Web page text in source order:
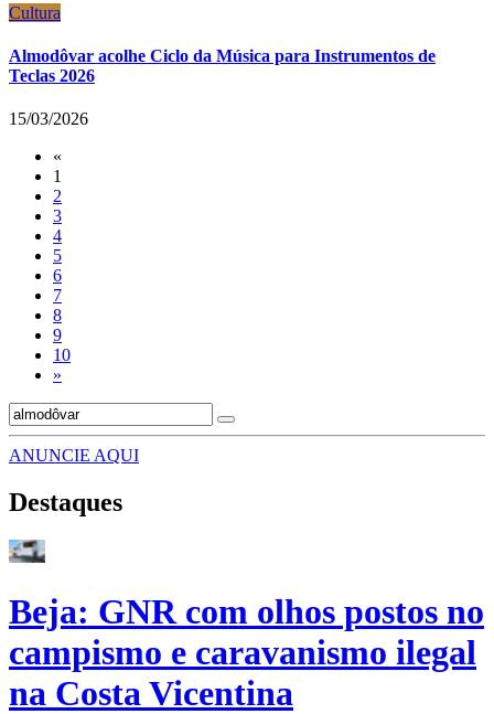
Cultura
Almodôvar acolhe Ciclo da Música para Instrumentos de
Teclas 2026
15/03/2026
«
1
2
3
4
5
6
7
8
9
10
»
ANUNCIE AQUI
Destaques
Beja: GNR com olhos postos no
campismo e caravanismo ilegal
na Costa Vicentina